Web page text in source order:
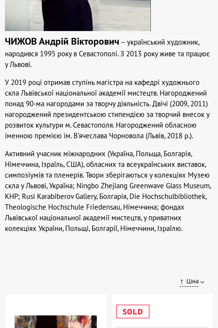
ЧИЖОВ Андрій Вікторович – український художник,
народився 1995 року в Севастополі. З 2013 року живе та працює
у Львові.
У 2019 році отримав ступінь магістра на кафедрі художнього
скла Львівської національної академії мистецтв. Нагороджений
понад 90-ма нагородами за творчу діяльність. Двічі (2009, 2011)
нагороджений президентською стипендією за творчий внесок у
розвиток культури м. Севастополя. Нагороджений обласною
іменною премією ім. В'ячеслава Чорновола (Львів, 2018 р.).
Активний учасник міжнародних (Україна, Польща, Болгарія,
Німеччина, Ізраїль, США), обласних та всеукраїнських виставок,
симпозіумів та пленерів. Твори зберігаються у колекціях Музею
скла у Львові, Україна; Ningbo Zhejiang Greenwave Glass Museum,
КНР; Rusi Karabiberov Gallery, Болгарія, Die Hochschulbibliothek,
Theologische Hochschule Friedensau, Німеччина; фондах
Львівської національної академії мистецтв, у приватних
колекціях України, Польщі, Болгарії, Німеччини, Ізраїлю.
Ціна
SOLD